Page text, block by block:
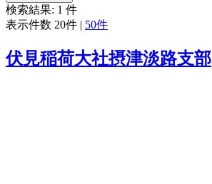
検索結果: 1 件
表示件数 20件 | 50件
伏見稲荷大社摂津淡路支部